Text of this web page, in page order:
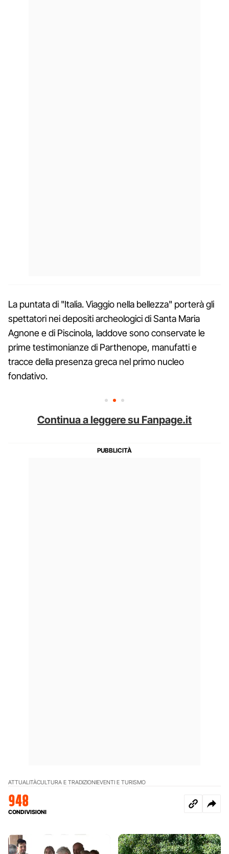
La puntata di "Italia. Viaggio nella bellezza" porterà gli
spettatori nei depositi archeologici di Santa Maria
Agnone e di Piscinola, laddove sono conservate le
prime testimonianze di Parthenope, manufatti e
tracce della presenza greca nel primo nucleo
fondativo.
Continua a leggere su Fanpage.it
ATTUALITÀCULTURA E TRADIZIONIEVENTI E TURISMO
948
CONDIVISIONI